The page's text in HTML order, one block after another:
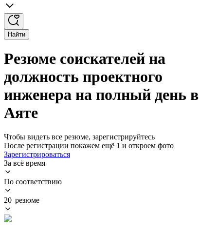
Найти
Резюме соискателей на
должность проектного
инженера на полный день в
Аяте
Чтобы видеть все резюме, зарегистрируйтесь
После регистрации покажем ещё 1 и откроем фото
Зарегистрироваться
За всё время
По соответствию
20 резюме